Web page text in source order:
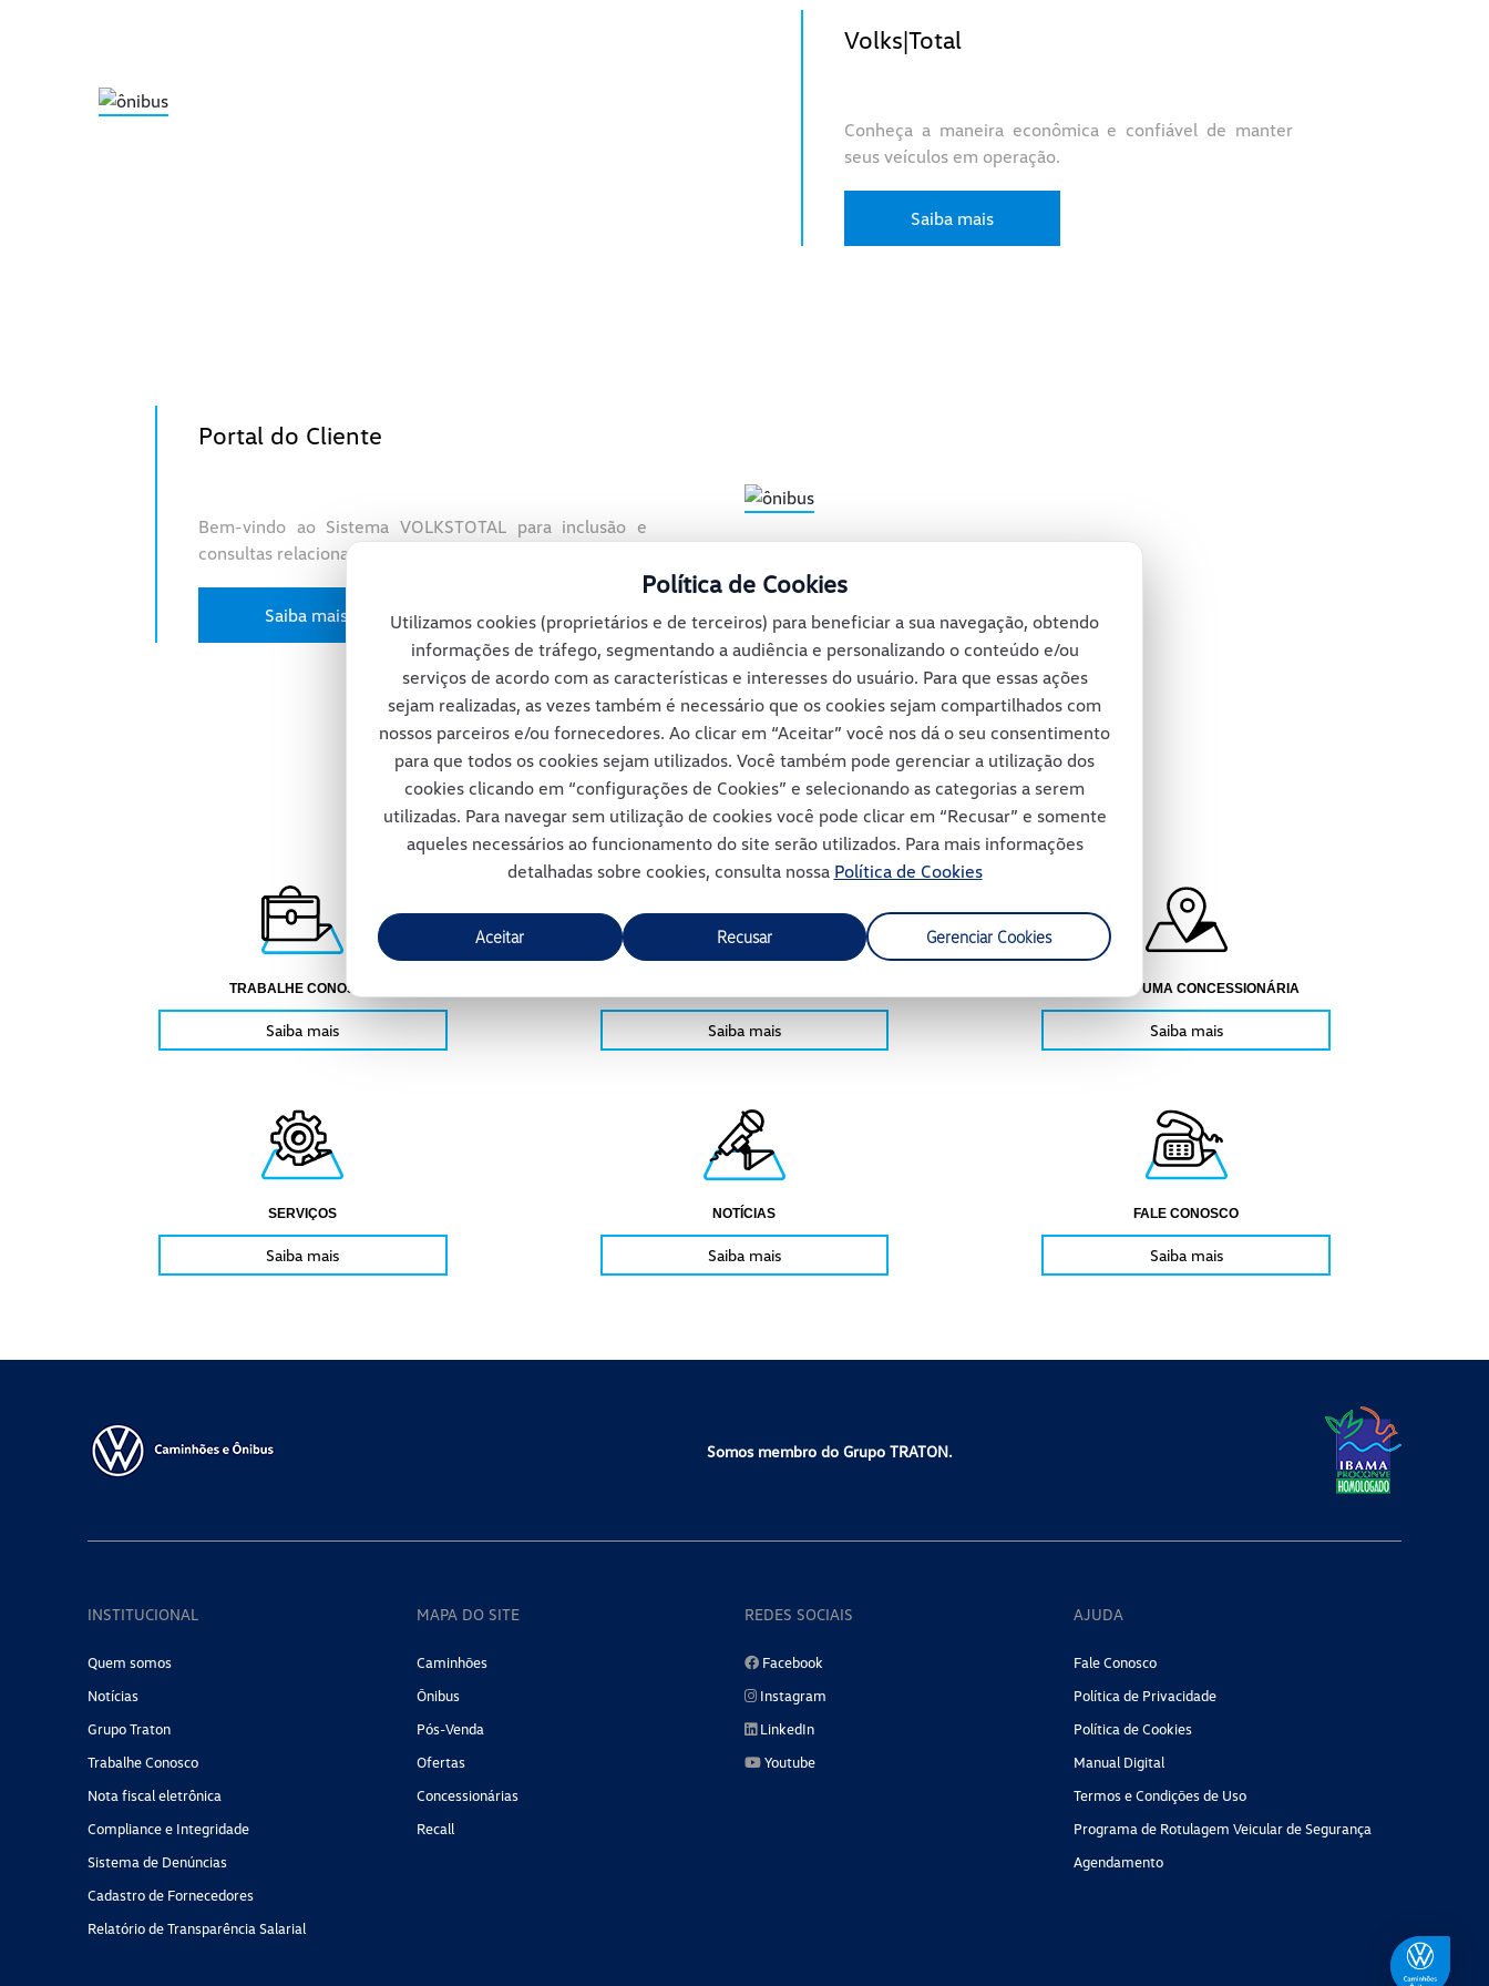
Política de Cookies
Utilizamos cookies (proprietários e de terceiros) para beneficiar a sua navegação, obtendo
informações de tráfego, segmentando a audiência e personalizando o conteúdo e/ou
serviços de acordo com as características e interesses do usuário. Para que essas ações
sejam realizadas, as vezes também é necessário que os cookies sejam compartilhados com
nossos parceiros e/ou fornecedores. Ao clicar em “Aceitar” você nos dá o seu consentimento
para que todos os cookies sejam utilizados. Você também pode gerenciar a utilização dos
cookies clicando em “configurações de Cookies” e selecionando as categorias a serem
utilizadas. Para navegar sem utilização de cookies você pode clicar em “Recusar” e somente
aqueles necessários ao funcionamento do site serão utilizados. Para mais informações
detalhadas sobre cookies, consulta nossa Política de Cookies
Aceitar Recusar Gerenciar Cookies
Volks|Total
Conheça a maneira econômica e confiável de manter
seus veículos em operação.
Saiba mais
Portal do Cliente
Bem-vindo ao Sistema VOLKSTOTAL para inclusão e
consultas relacionadas ao seu contrato de manutenção.
Saiba mais
TRABALHE CONOSCO
Saiba mais Saiba mais
LOCALIZE UMA CONCESSIONÁRIA
Saiba mais
SERVIÇOS
Saiba mais
NOTÍCIAS
Saiba mais
FALE CONOSCO
Saiba mais
Somos membro do Grupo TRATON.
INSTITUCIONAL
Quem somos
Notícias
Grupo Traton
Trabalhe Conosco
Nota fiscal eletrônica
Compliance e Integridade
Sistema de Denúncias
Cadastro de Fornecedores
Relatório de Transparência Salarial
MAPA DO SITE
Caminhões
Ônibus
Pós-Venda
Ofertas
Concessionárias
Recall
REDES SOCIAIS
Facebook
Instagram
LinkedIn
Youtube
AJUDA
Fale Conosco
Política de Privacidade
Política de Cookies
Manual Digital
Termos e Condições de Uso
Programa de Rotulagem Veicular de Segurança
Agendamento